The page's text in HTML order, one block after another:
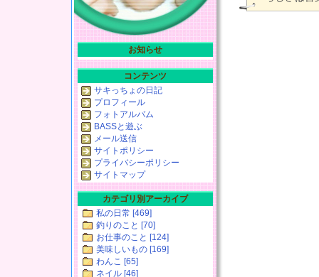
お知らせ
コンテンツ
サキっちょの日記
プロフィール
フォトアルバム
BASSと遊ぶ
メール送信
サイトポリシー
プライバシーポリシー
サイトマップ
カテゴリ別アーカイブ
私の日常 [469]
釣りのこと [70]
お仕事のこと [124]
美味しいもの [169]
わんこ [65]
ネイル [46]